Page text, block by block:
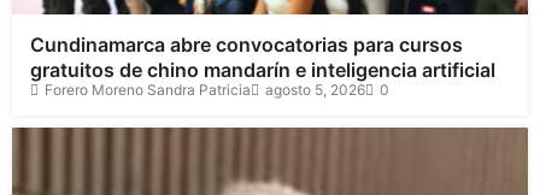
Cundinamarca abre convocatorias para cursos
gratuitos de chino mandarín e inteligencia artificial
Forero Moreno Sandra Patricia agosto 5, 2026 0